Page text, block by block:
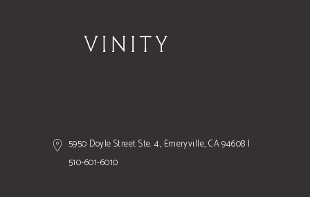
5950 Doyle Street Ste. 4, Emeryville, CA 94608 |
510-601-6010